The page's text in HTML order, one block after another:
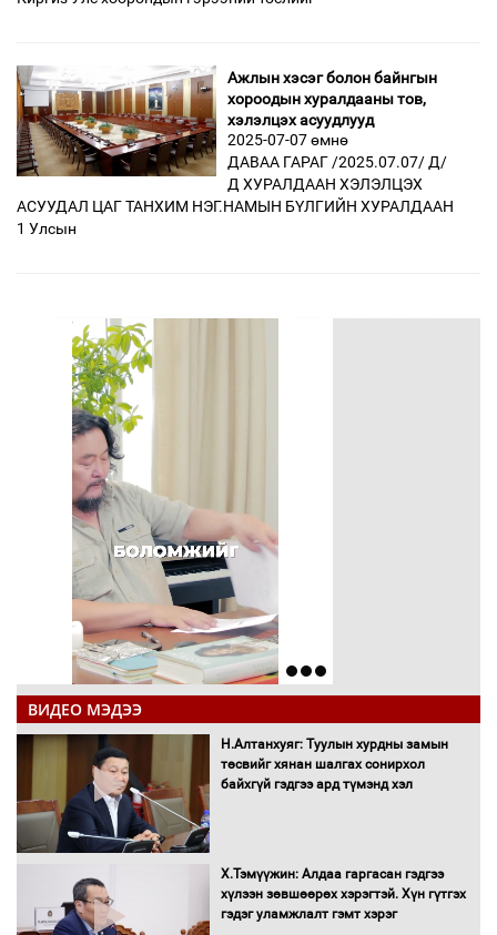
Ажлын хэсэг болон байнгын
хороодын хуралдааны тов,
хэлэлцэх асуудлууд
2025-07-07 өмнө
ДАВАА ГАРАГ /2025.07.07/ Д/
Д ХУРАЛДААН ХЭЛЭЛЦЭХ
АСУУДАЛ ЦАГ ТАНХИМ НЭГ.НАМЫН БҮЛГИЙН ХУРАЛДААН
1 Улсын
өмнөх 3
ВИДЕО МЭДЭЭ
Н.Алтанхуяг: Туулын хурдны замын
төсвийг хянан шалгах сонирхол
байхгүй гэдгээ ард түмэнд хэл
Х.Тэмүүжин: Алдаа гаргасан гэдгээ
хүлээн зөвшөөрөх хэрэгтэй. Хүн гүтгэх
гэдэг уламжлалт гэмт хэрэг